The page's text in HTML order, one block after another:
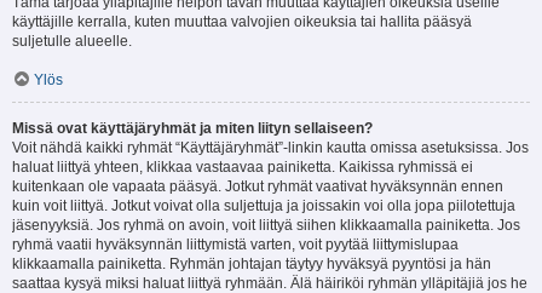
käyttäjille kerralla, kuten muuttaa valvojien oikeuksia tai hallita pääsyä
suljetulle alueelle.
Ylös
Missä ovat käyttäjäryhmät ja miten liityn sellaiseen?
Voit nähdä kaikki ryhmät “Käyttäjäryhmät”-linkin kautta omissa asetuksissa. Jos
haluat liittyä yhteen, klikkaa vastaavaa painiketta. Kaikissa ryhmissä ei
kuitenkaan ole vapaata pääsyä. Jotkut ryhmät vaativat hyväksynnän ennen
kuin voit liittyä. Jotkut voivat olla suljettuja ja joissakin voi olla jopa piilotettuja
jäsenyyksiä. Jos ryhmä on avoin, voit liittyä siihen klikkaamalla painiketta. Jos
ryhmä vaatii hyväksynnän liittymistä varten, voit pyytää liittymislupaa
klikkaamalla painiketta. Ryhmän johtajan täytyy hyväksyä pyyntösi ja hän
saattaa kysyä miksi haluat liittyä ryhmään. Älä häiriköi ryhmän ylläpitäjiä jos he